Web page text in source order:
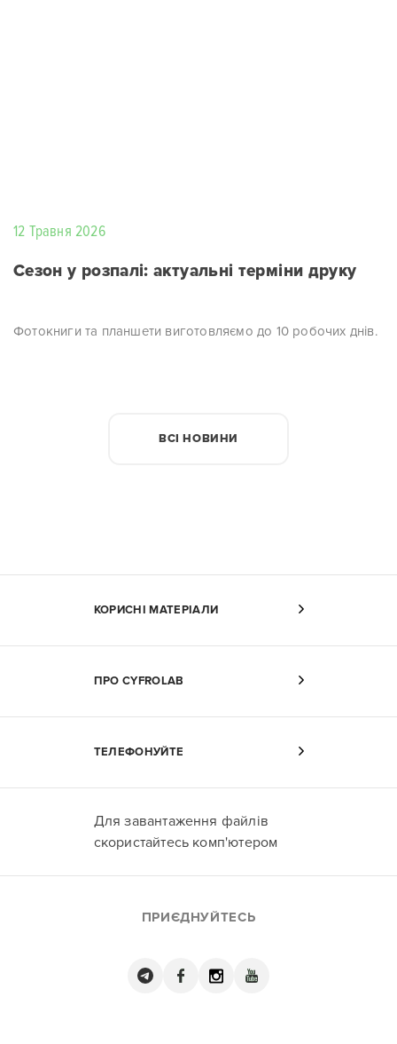
12 Травня 2026
Сезон у розпалі: актуальні терміни друку
Фотокниги та планшети виготовляємо до 10 робочих днів.
ВСІ НОВИНИ
КОРИСНІ МАТЕРІАЛИ
ПРО CYFROLAB
ТЕЛЕФОНУЙТЕ
Для завантаження файлів
скористайтесь комп'ютером
ПРИЄДНУЙТЕСЬ